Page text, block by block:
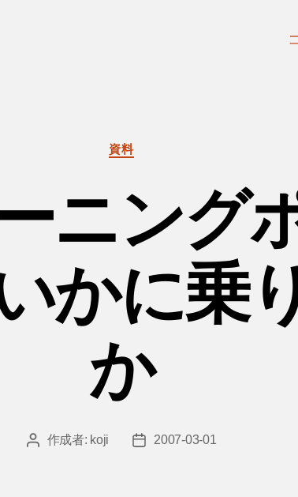
カ
テ
リ
資料
ニング
かに乗
か
投 作成者: koji
投
2007-03-01